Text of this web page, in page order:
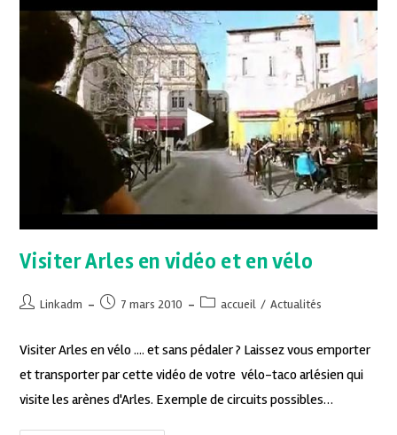
Visiter Arles en vidéo et en vélo
Linkadm 7 mars 2010 accueil / Actualités
Visiter Arles en vélo .... et sans pédaler ? Laissez vous emporter
et transporter par cette vidéo de votre vélo-taco arlésien qui
visite les arènes d'Arles. Exemple de circuits possibles…